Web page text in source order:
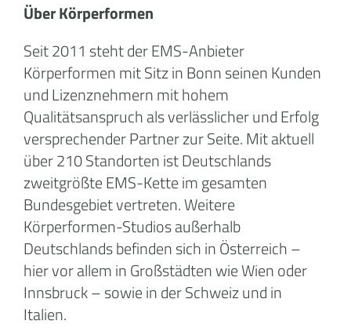
Über Körperformen
Seit 2011 steht der EMS-Anbieter
Körperformen mit Sitz in Bonn seinen Kunden
und Lizenznehmern mit hohem
Qualitätsanspruch als verlässlicher und Erfolg
versprechender Partner zur Seite. Mit aktuell
über 210 Standorten ist Deutschlands
zweitgrößte EMS-Kette im gesamten
Bundesgebiet vertreten. Weitere
Körperformen-Studios außerhalb
Deutschlands befinden sich in Österreich –
hier vor allem in Großstädten wie Wien oder
Innsbruck – sowie in der Schweiz und in
Italien.